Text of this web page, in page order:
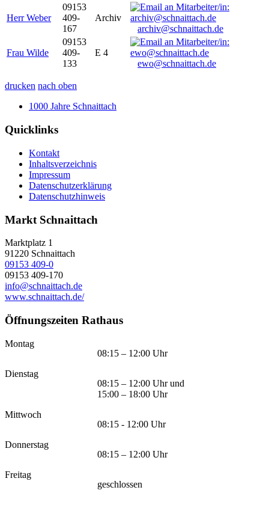
Herr Weber
09153
409-
167
Archiv
archiv@schnaittach.de
Frau Wilde
09153
409-
133
E 4
ewo@schnaittach.de
drucken nach oben
1000 Jahre Schnaittach
Quicklinks
Kontakt
Inhaltsverzeichnis
Impressum
Datenschutzerklärung
Datenschutzhinweis
Markt Schnaittach
Marktplatz 1
91220 Schnaittach
09153 409-0
09153 409-170
info@schnaittach.de
www.schnaittach.de/
Öffnungszeiten Rathaus
Montag
08:15 – 12:00 Uhr
Dienstag
08:15 – 12:00 Uhr und
15:00 – 18:00 Uhr
Mittwoch
08:15 - 12:00 Uhr
Donnerstag
08:15 – 12:00 Uhr
Freitag
geschlossen